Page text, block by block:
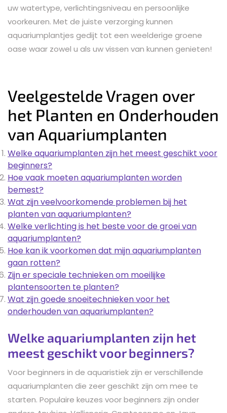
uw watertype, verlichtingsniveau en persoonlijke
voorkeuren. Met de juiste verzorging kunnen
aquariumplantjes gedijt tot een weelderige groene
oase waar zowel u als uw vissen van kunnen genieten!
Veelgestelde Vragen over
het Planten en Onderhouden
van Aquariumplanten
Welke aquariumplanten zijn het meest geschikt voor
beginners?
Hoe vaak moeten aquariumplanten worden
bemest?
Wat zijn veelvoorkomende problemen bij het
planten van aquariumplanten?
Welke verlichting is het beste voor de groei van
aquariumplanten?
Hoe kan ik voorkomen dat mijn aquariumplanten
gaan rotten?
Zijn er speciale technieken om moeilijke
plantensoorten te planten?
Wat zijn goede snoeitechnieken voor het
onderhouden van aquariumplanten?
Welke aquariumplanten zijn het
meest geschikt voor beginners?
Voor beginners in de aquaristiek zijn er verschillende
aquariumplanten die zeer geschikt zijn om mee te
starten. Populaire keuzes voor beginners zijn onder